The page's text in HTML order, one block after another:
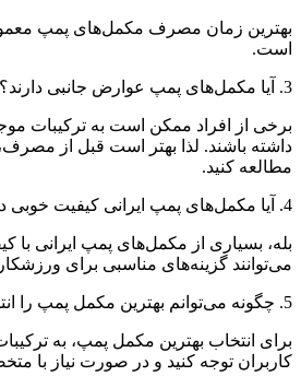
است.
3. آیا مکمل‌های پمپ عوارض جانبی دارند؟
برخی از افراد ممکن است به ترکیبات
داشته باشند. لذا بهتر است قبل از
مطالعه کنید.
4. آیا مکمل‌های پمپ ایرانی کیفیت خوبی دارند؟
بله، بسیاری از مکمل‌های پمپ ایرانی با
می‌توانند گزینه‌های مناسبی برای
5. چگونه می‌توانم بهترین مکمل پمپ را انتخاب کنم؟
برای انتخاب بهترین مکمل پمپ، به
کاربران توجه کنید و در صورت نیاز با